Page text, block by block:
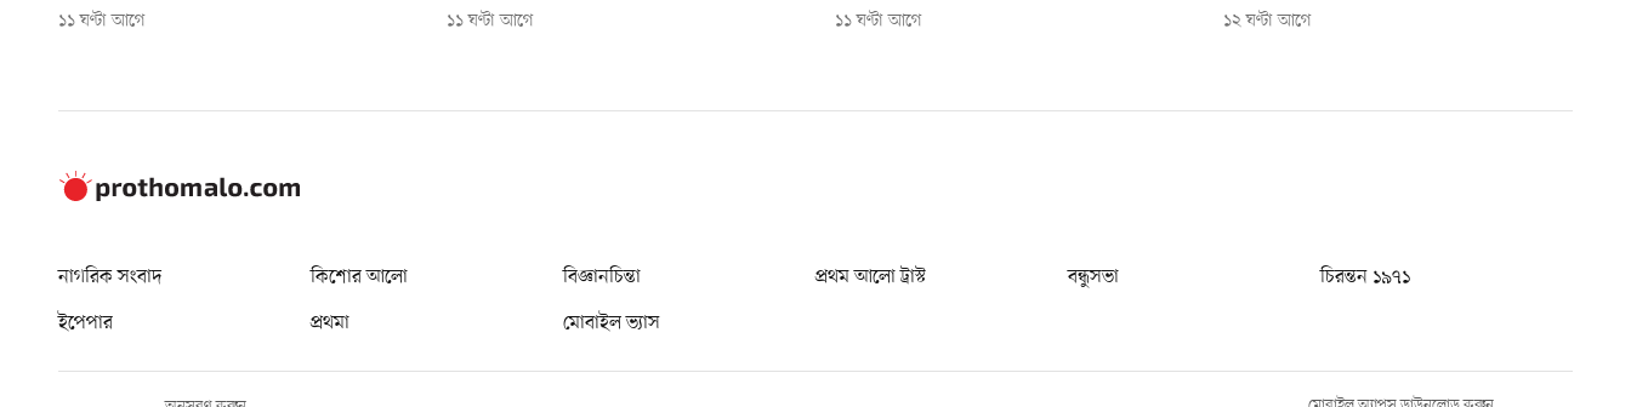
১১ ঘণ্টা আগে ১১ ঘণ্টা আগে ১১ ঘণ্টা আগে ১২ ঘণ্টা আগে
নাগরিক সংবাদ কিশোর আলো বিজ্ঞানচিন্তা প্রথম আলো ট্রাস্ট বন্ধুসভা
চিরন্তন ১৯৭১
ইপেপার
প্রথমা মোবাইল ভ্যাস